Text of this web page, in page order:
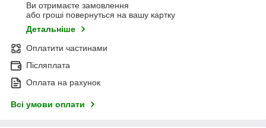
Ви отримаєте замовлення
або гроші повернуться на вашу картку
Детальніше
Оплатити частинами
Післяплата
Оплата на рахунок
Всі умови оплати